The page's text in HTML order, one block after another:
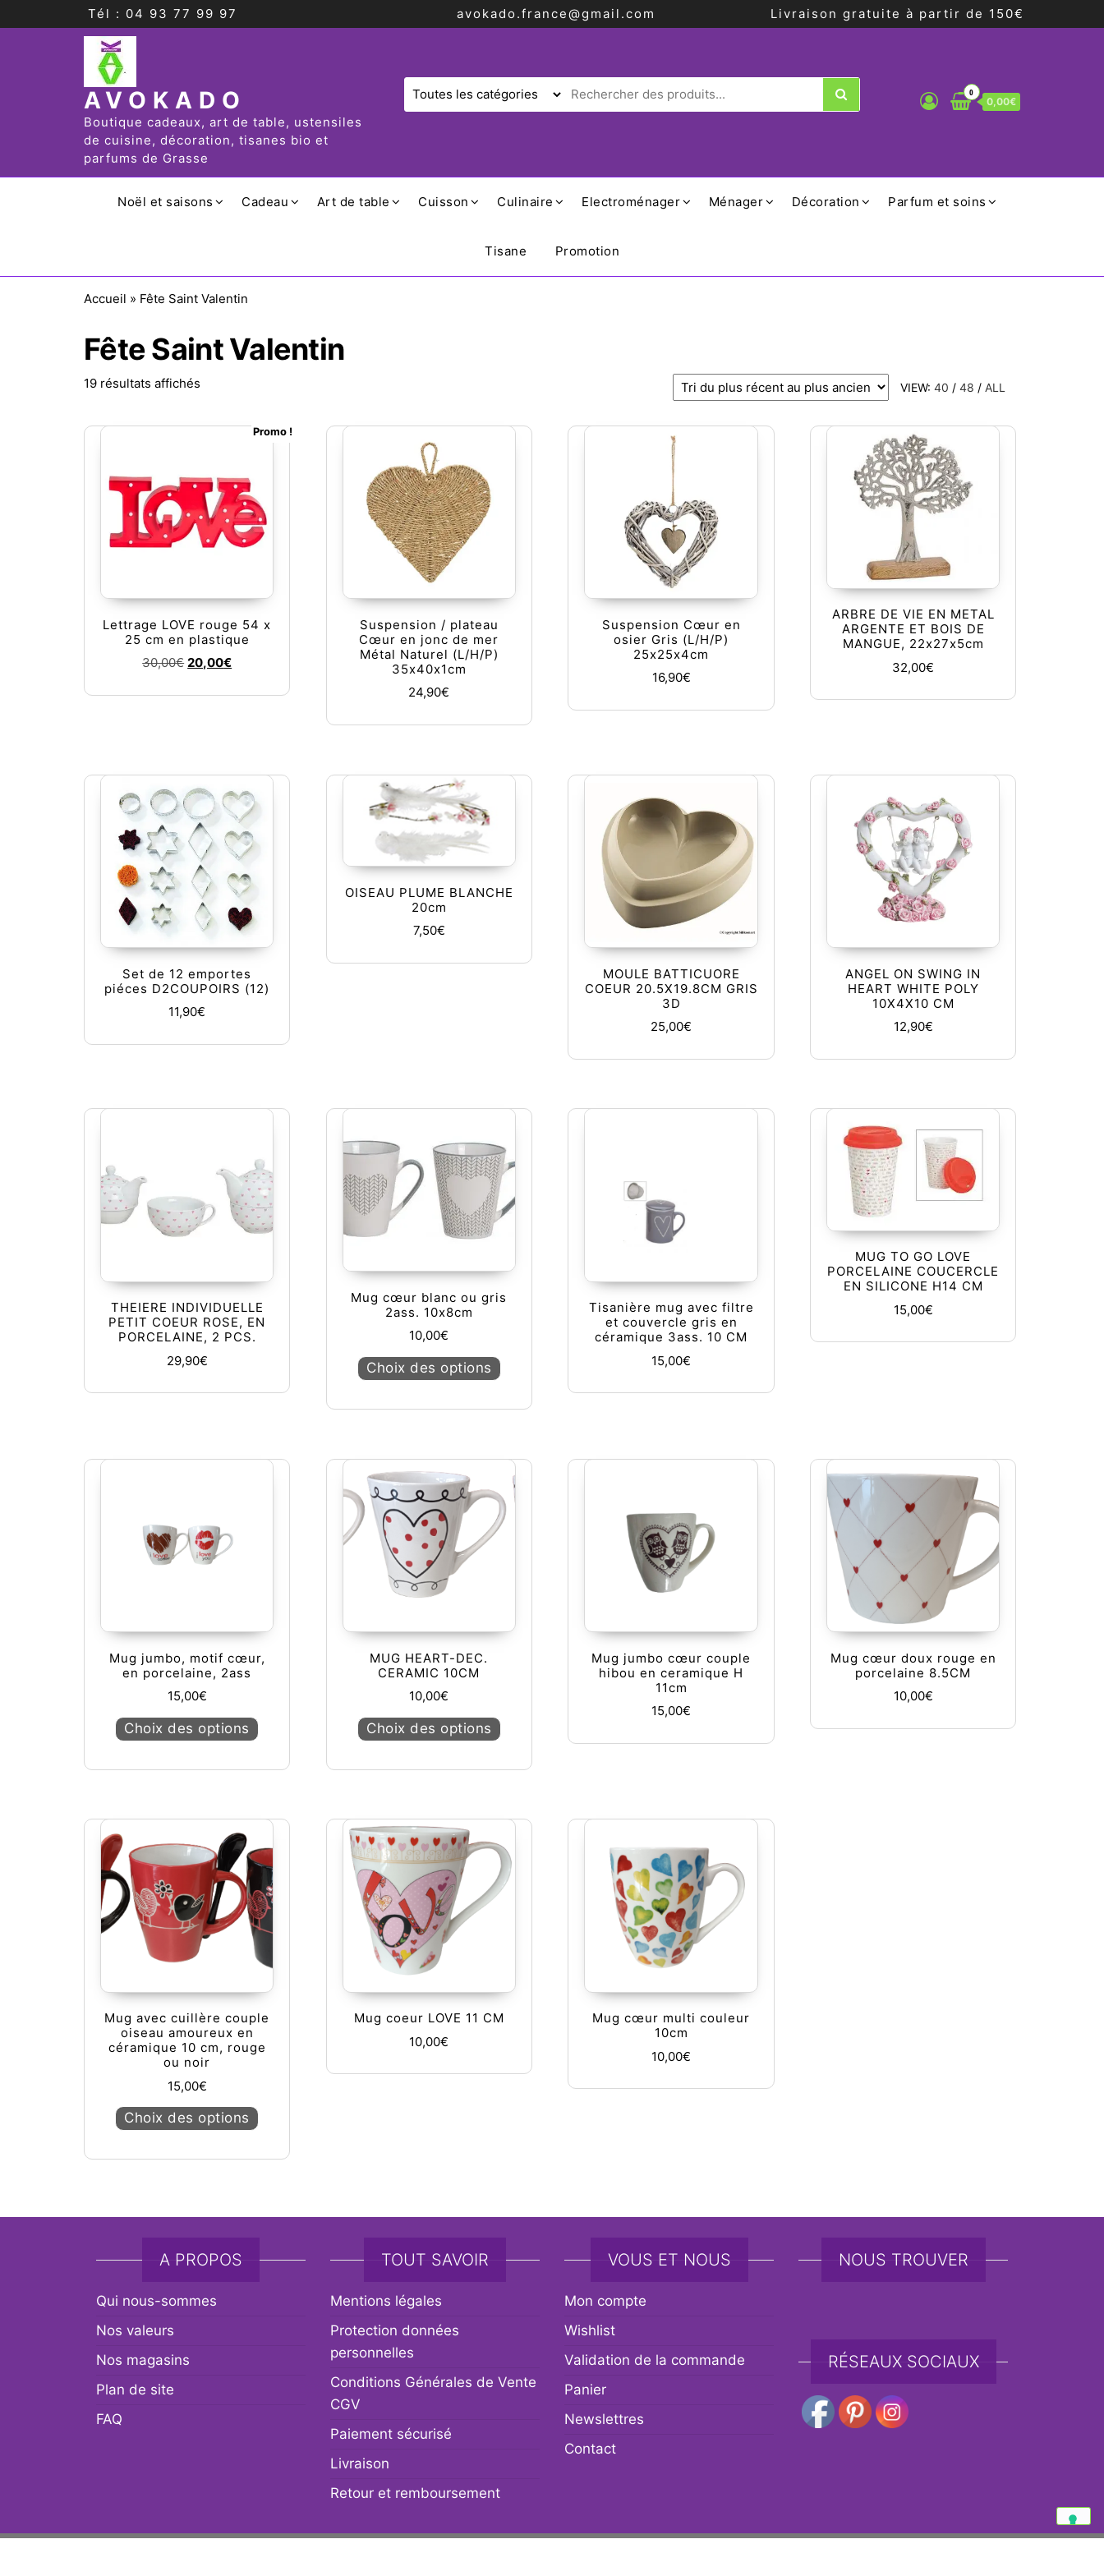
Tél : 04 93 77 99 97 avokado.france@gmail.com Livraison gratuite à partir de 150€
AVOKADO
Boutique cadeaux, art de table, ustensiles
de cuisine, décoration, tisanes bio et
parfums de Grasse
0
0,00€
Noël et saisons Cadeau Art de table Cuisson Culinaire Electroménager Ménager Décoration Parfum et soins
Tisane Promotion
Accueil » Fête Saint Valentin
Fête Saint Valentin
VIEW: 40 / 48 / ALL
19 résultats affichés
Promo !
Lettrage LOVE rouge 54 x
25 cm en plastique
30,00€ Le prix initial était : 30,00€.
20,00€Le prix actuel est : 20,00€.
Suspension / plateau
Cœur en jonc de mer
Métal Naturel (L/H/P)
35x40x1cm
24,90€
Suspension Cœur en
osier Gris (L/H/P)
25x25x4cm
16,90€
ARBRE DE VIE EN METAL
ARGENTE ET BOIS DE
MANGUE, 22x27x5cm
32,00€
Set de 12 emportes
piéces D2COUPOIRS (12)
11,90€
OISEAU PLUME BLANCHE
20cm
7,50€
MOULE BATTICUORE
COEUR 20.5X19.8CM GRIS
3D
25,00€
ANGEL ON SWING IN
HEART WHITE POLY
10X4X10 CM
12,90€
THEIERE INDIVIDUELLE
PETIT COEUR ROSE, EN
PORCELAINE, 2 PCS.
29,90€
Mug cœur blanc ou gris
2ass. 10x8cm
10,00€
Choix des options Ce produit a plusieurs variations. Les options peuvent être choisies sur la page du produit
Tisanière mug avec filtre
et couvercle gris en
céramique 3ass. 10 CM
15,00€
MUG TO GO LOVE
PORCELAINE COUCERCLE
EN SILICONE H14 CM
15,00€
Mug jumbo, motif cœur,
en porcelaine, 2ass
15,00€
Choix des options Ce produit a plusieurs variations. Les options peuvent être choisies sur la page du produit
MUG HEART-DEC.
CERAMIC 10CM
10,00€
Choix des options Ce produit a plusieurs variations. Les options peuvent être choisies sur la page du produit
Mug jumbo cœur couple
hibou en ceramique H
11cm
15,00€
Mug cœur doux rouge en
porcelaine 8.5CM
10,00€
Mug avec cuillère couple
oiseau amoureux en
céramique 10 cm, rouge
ou noir
15,00€
Choix des options Ce produit a plusieurs variations. Les options peuvent être choisies sur la page du produit
Mug coeur LOVE 11 CM
10,00€
Mug cœur multi couleur
10cm
10,00€
A PROPOS
Qui nous-sommes
Nos valeurs
Nos magasins
Plan de site
FAQ
TOUT SAVOIR
Mentions légales
Protection données
personnelles
Conditions Générales de Vente
CGV
Paiement sécurisé
Livraison
Retour et remboursement
VOUS ET NOUS
Mon compte
Wishlist
Validation de la commande
Panier
Newslettres
Contact
NOUS TROUVER
RÉSEAUX SOCIAUX